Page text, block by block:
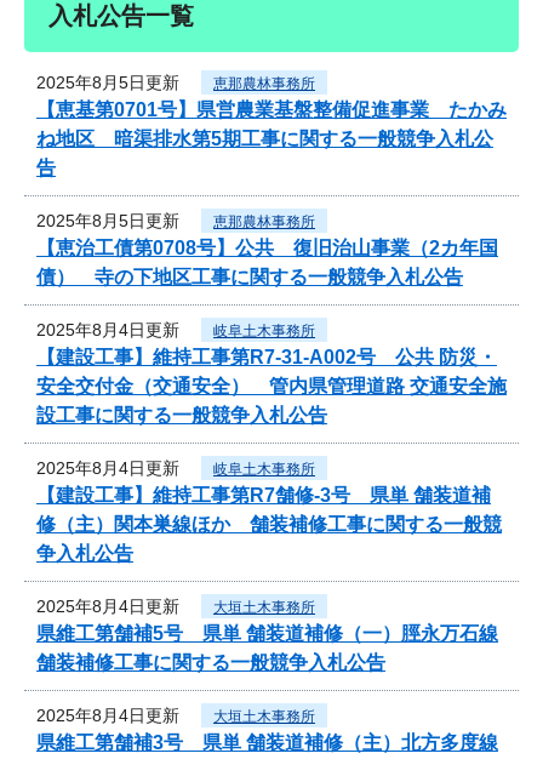
入札公告一覧
2025年8月5日更新 恵那農林事務所
【恵基第0701号】県営農業基盤整備促進事業 たかみ
ね地区 暗渠排水第5期工事に関する一般競争入札公
告
2025年8月5日更新 恵那農林事務所
【恵治工債第0708号】公共 復旧治山事業（2カ年国
債） 寺の下地区工事に関する一般競争入札公告
2025年8月4日更新 岐阜土木事務所
【建設工事】維持工事第R7-31-A002号 公共 防災・
安全交付金（交通安全） 管内県管理道路 交通安全施
設工事に関する一般競争入札公告
2025年8月4日更新 岐阜土木事務所
【建設工事】維持工事第R7舗修-3号 県単 舗装道補
修（主）関本巣線ほか 舗装補修工事に関する一般競
争入札公告
2025年8月4日更新 大垣土木事務所
県維工第舗補5号 県単 舗装道補修（一）脛永万石線
舗装補修工事に関する一般競争入札公告
2025年8月4日更新 大垣土木事務所
県維工第舗補3号 県単 舗装道補修（主）北方多度線